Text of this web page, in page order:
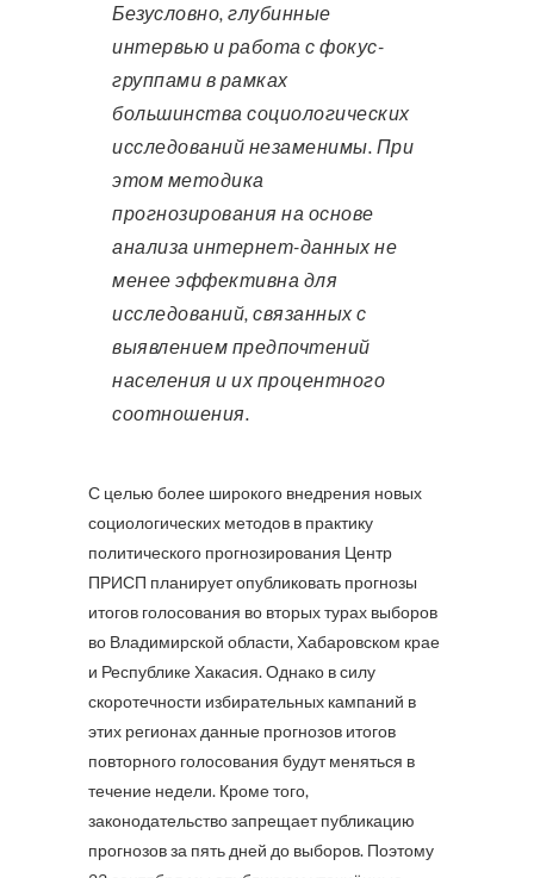
Безусловно, глубинные
интервью и работа с фокус-
группами в рамках
большинства социологических
исследований незаменимы. При
этом методика
прогнозирования на основе
анализа интернет-данных не
менее эффективна для
исследований, связанных с
выявлением предпочтений
населения и их процентного
соотношения.
С целью более широкого внедрения новых
социологических методов в практику
политического прогнозирования Центр
ПРИСП планирует опубликовать прогнозы
итогов голосования во вторых турах выборов
во Владимирской области, Хабаровском крае
и Республике Хакасия. Однако в силу
скоротечности избирательных кампаний в
этих регионах данные прогнозов итогов
повторного голосования будут меняться в
течение недели. Кроме того,
законодательство запрещает публикацию
прогнозов за пять дней до выборов. Поэтому